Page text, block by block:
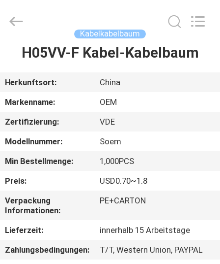
HAUS
PRODUKTE
ÜBER
FABRIK-
AUSFLUG
QUALITÄTSKONTROLLE
TRETEN
Electronics.
Developed
Kabelkabelbaum
H05VV-F Kabel-Kabelbaum
Herkunftsort:
China
Markenname:
OEM
Zertifizierung:
VDE
Modellnummer:
Soem
Min Bestellmenge:
1,000PCS
Preis:
USD0.70~1.8
Verpackung
Informationen:
PE+CARTON
Lieferzeit:
innerhalb 15 Arbeitstage
Zahlungsbedingungen:
T/T, Western Union, PAYPAL